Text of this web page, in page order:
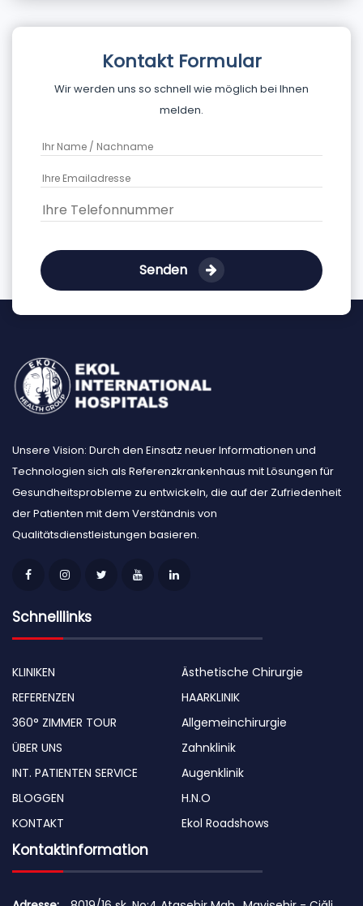
Kontakt Formular
Wir werden uns so schnell wie möglich bei Ihnen
melden.
Senden
Unsere Vision: Durch den Einsatz neuer Informationen und
Technologien sich als Referenzkrankenhaus mit Lösungen für
Gesundheitsprobleme zu entwickeln, die auf der Zufriedenheit
der Patienten mit dem Verständnis von
Qualitätsdienstleistungen basieren.
Schnelllinks
KLINIKEN
REFERENZEN
360° ZIMMER TOUR
ÜBER UNS
INT. PATIENTEN SERVICE
BLOGGEN
KONTAKT
Ästhetische Chirurgie
HAARKLINIK
Allgemeinchirurgie
Zahnklinik
Augenklinik
H.N.O
Ekol Roadshows
Kontaktinformation